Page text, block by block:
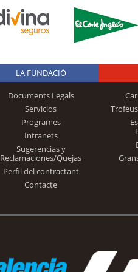
LA FUNDACIÓ
Documents Legals
Servicios
Programes
Intranets
Sugerencias y
Reclamaciones/Quejas
Perfil del contractant
Contacte